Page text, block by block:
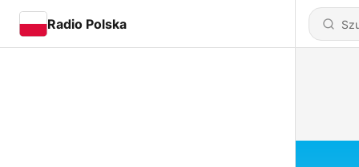
Radio Polska